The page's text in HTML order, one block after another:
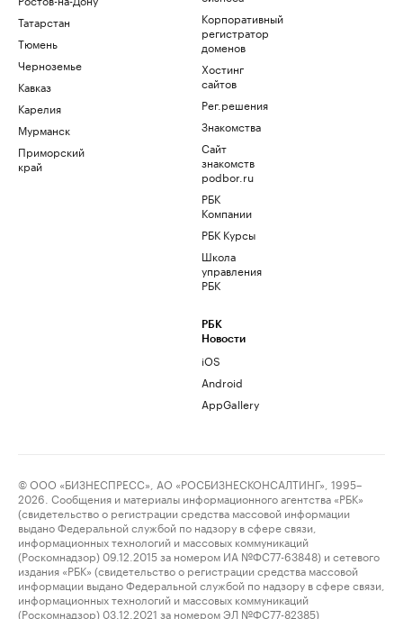
Татарстан
Тюмень
Черноземье
Кавказ
Карелия
Мурманск
Приморский
край
Корпоративный
регистратор
доменов
Хостинг
сайтов
Рег.решения
Знакомства
Сайт
знакомств
podbor.ru
РБК
Компании
РБК Курсы
Школа
управления
РБК
РБК
Новости
iOS
Android
AppGallery
© ООО «БИЗНЕСПРЕСС», АО «РОСБИЗНЕСКОНСАЛТИНГ», 1995–
2026. Сообщения и материалы информационного агентства «РБК»
(свидетельство о регистрации средства массовой информации
выдано Федеральной службой по надзору в сфере связи,
информационных технологий и массовых коммуникаций
(Роскомнадзор) 09.12.2015 за номером ИА №ФС77-63848) и сетевого
издания «РБК» (свидетельство о регистрации средства массовой
информации выдано Федеральной службой по надзору в сфере связи,
информационных технологий и массовых коммуникаций
(Роскомнадзор) 03.12.2021 за номером ЭЛ №ФС77-82385)